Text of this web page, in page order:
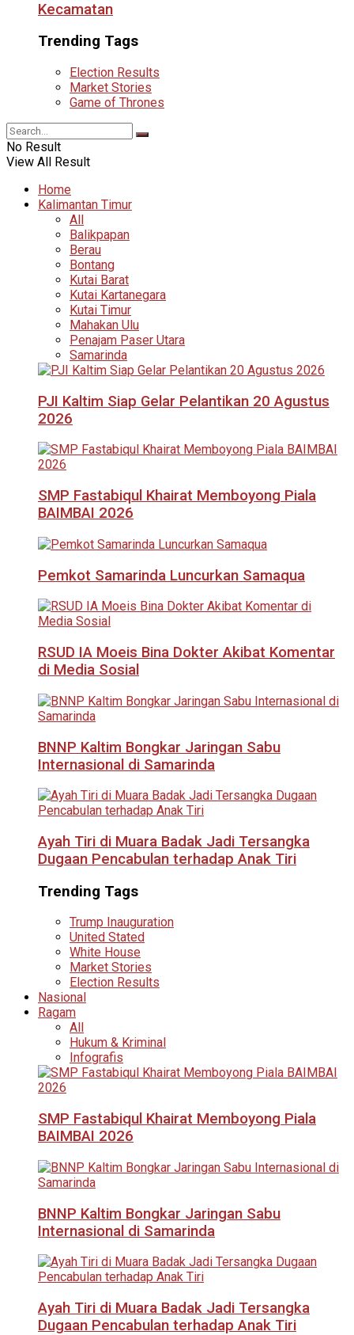
Kecamatan
Trending Tags
Election Results
Market Stories
Game of Thrones
No Result
View All Result
Home
Kalimantan Timur
All
Balikpapan
Berau
Bontang
Kutai Barat
Kutai Kartanegara
Kutai Timur
Mahakan Ulu
Penajam Paser Utara
Samarinda
PJI Kaltim Siap Gelar Pelantikan 20 Agustus
2026
SMP Fastabiqul Khairat Memboyong Piala
BAIMBAI 2026
Pemkot Samarinda Luncurkan Samaqua
RSUD IA Moeis Bina Dokter Akibat Komentar
di Media Sosial
BNNP Kaltim Bongkar Jaringan Sabu
Internasional di Samarinda
Ayah Tiri di Muara Badak Jadi Tersangka
Dugaan Pencabulan terhadap Anak Tiri
Trending Tags
Trump Inauguration
United Stated
White House
Market Stories
Election Results
Nasional
Ragam
All
Hukum & Kriminal
Infografis
SMP Fastabiqul Khairat Memboyong Piala
BAIMBAI 2026
BNNP Kaltim Bongkar Jaringan Sabu
Internasional di Samarinda
Ayah Tiri di Muara Badak Jadi Tersangka
Dugaan Pencabulan terhadap Anak Tiri